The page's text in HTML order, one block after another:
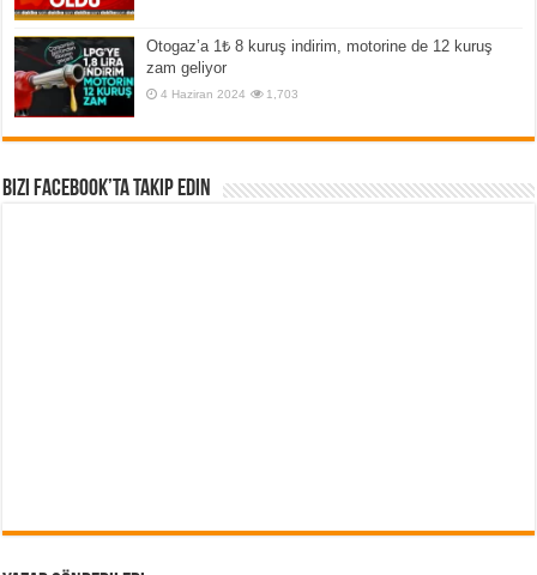
Otogaz’a 1₺ 8 kuruş indirim, motorine de 12 kuruş
zam geliyor
4 Haziran 2024 1,703
Bizi Facebook’ta Takip Edin